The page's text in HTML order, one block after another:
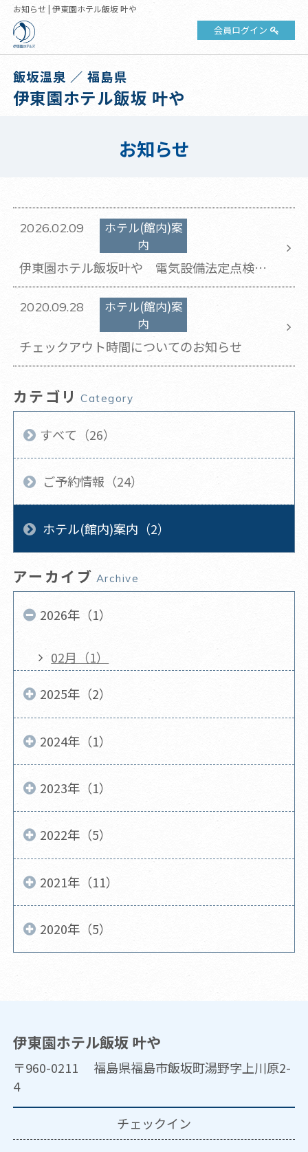
お知らせ | 伊東園ホテル飯坂 叶や
会員ログイン
飯坂温泉 ／ 福島県
伊東園ホテル飯坂 叶や
お知らせ
2026.02.09
ホテル(館内)案
内
伊東園ホテル飯坂叶や 電気設備法定点検に
伴う全館停電のお知らせ
2020.09.28
ホテル(館内)案
内
​チェックアウト時間についてのお知らせ
カテゴリ Category
すべて（26）
ご予約情報（24）
ホテル(館内)案内（2）
アーカイブ Archive
2026年（1）
02月（1）
2025年（2）
2024年（1）
2023年（1）
2022年（5）
2021年（11）
2020年（5）
伊東園ホテル飯坂 叶や
〒960-0211 福島県福島市飯坂町湯野字上川原2-
4
チェックイン